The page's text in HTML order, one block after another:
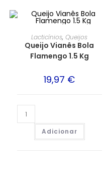
Lacticínios,Queijos
Queijo Vianês Bola
Flamengo 1.5 Kg
19,97 €
Adicionar